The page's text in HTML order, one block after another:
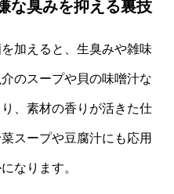
な臭みを抑える裏技
加えると、生臭みや雑味
のスープや貝の味噌汁な
、素材の香りが活きた仕
スープや豆腐汁にも応用
なります。